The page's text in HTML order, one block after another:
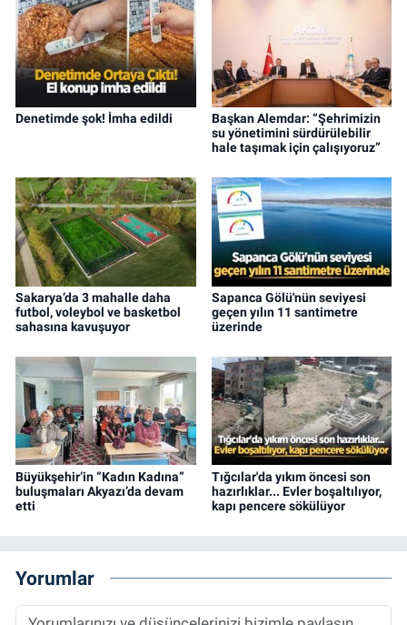
Denetimde şok! İmha edildi
Başkan Alemdar: “Şehrimizin
su yönetimini sürdürülebilir
hale taşımak için çalışıyoruz”
Sakarya’da 3 mahalle daha
futbol, voleybol ve basketbol
sahasına kavuşuyor
Sapanca Gölü'nün seviyesi
geçen yılın 11 santimetre
üzerinde
Büyükşehir’in “Kadın Kadına”
buluşmaları Akyazı’da devam
etti
Tığcılar'da yıkım öncesi son
hazırlıklar... Evler boşaltılıyor,
kapı pencere sökülüyor
Yorumlar